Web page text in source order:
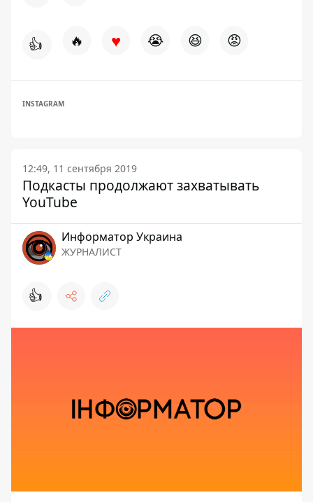
👍 🔥 ♥ 😭 😆 😡
INSTAGRAM
12:49, 11 сентября 2019
Подкасты продолжают захватывать
YouTube
Информатор Украина
ЖУРНАЛИСТ
👍